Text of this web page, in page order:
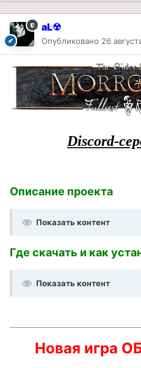
aL☢
Опубликовано 26
Discord-
Описание проекта
Показать контент
Где скачать и как
Показать контент
Новая игра